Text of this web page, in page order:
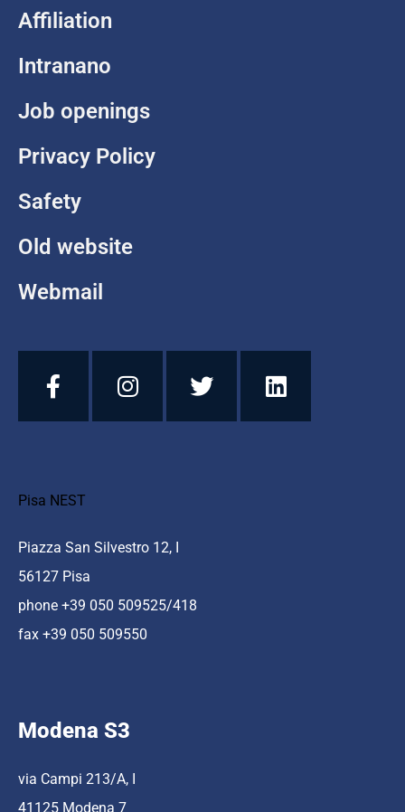
Affiliation
Intranano
Job openings
Privacy Policy
Safety
Old website
Webmail
Pisa NEST
Piazza San Silvestro 12, I
56127 Pisa
phone +39 050 509525/418
fax +39 050 509550
Modena S3
via Campi 213/A, I
41125 Modena 7